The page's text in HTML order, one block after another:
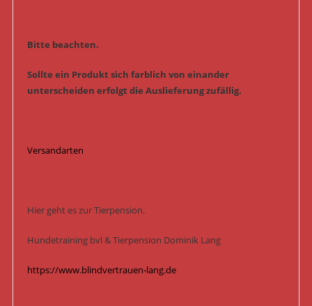
Bitte beachten.
Sollte ein Produkt sich farblich von einander
unterscheiden erfolgt die Auslieferung zufällig.
Versandarten
Hier geht es zur Tierpension.
Hundetraining bvl & Tierpension Dominik Lang
https://www.blindvertrauen-lang.de